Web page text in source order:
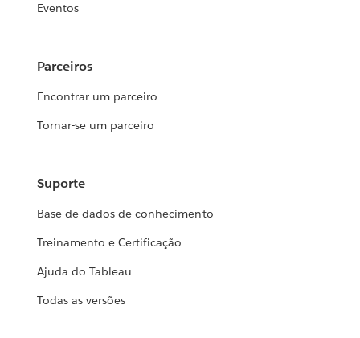
Eventos
Parceiros
Encontrar um parceiro
Tornar-se um parceiro
Suporte
Base de dados de conhecimento
Treinamento e Certificação
Ajuda do Tableau
Todas as versões